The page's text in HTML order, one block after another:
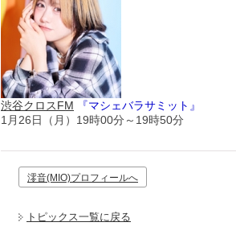
渋谷クロスFM
『マシェバラサミット』
1月26日（月）19時00分～19時50分
澪音(MIO)プロフィールへ
トピックス一覧に戻る